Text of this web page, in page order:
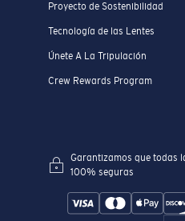
Proyecto de Sostenibilidad
Tecnología de las Lentes
Únete A La Tripulación
Crew Rewards Program
Garantizamos que todas
100% seguras